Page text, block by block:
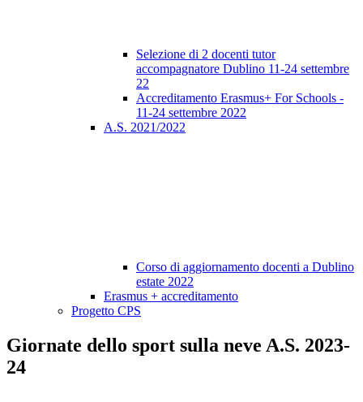
Selezione di 2 docenti tutor
accompagnatore Dublino 11-24 settembre
22
Accreditamento Erasmus+ For Schools -
11-24 settembre 2022
A.S. 2021/2022
Corso di aggiornamento docenti a Dublino
estate 2022
Erasmus + accreditamento
Progetto CPS
Giornate dello sport sulla neve A.S. 2023-
24